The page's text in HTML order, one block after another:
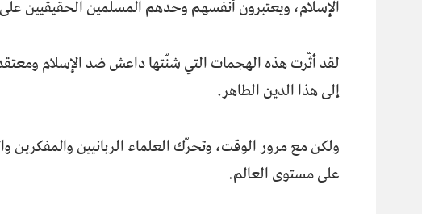
الإسلام، ويعتبرون أنفسهم وحدهم المسلمين الحقيقيين
لقد أثّرت هذه الهجمات التي شنّتها داعش ضد الإسلام
إلى هذا الدين الطاهر.
ولكن مع مرور الوقت، وتحرّك العلماء الربانيين والمفكرين
على مستوى العالم.